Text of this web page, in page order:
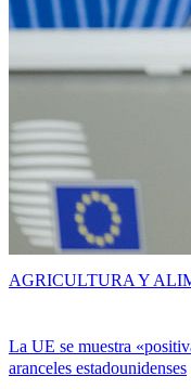
La UE se muestra
aranceles estadounidenses
AGRICULTURA Y